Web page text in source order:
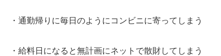
・通勤帰りに毎日のようにコンビニに寄ってしまう
・給料日になると無計画にネットで散財してしまう